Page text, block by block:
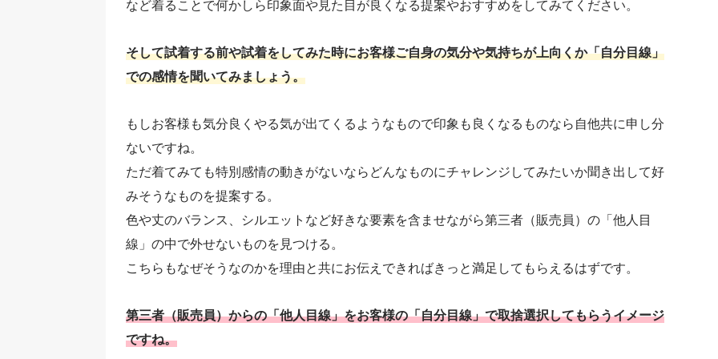
など着ることで何かしら印象面や見た目が良くなる提案やおすすめをしてみてください。
そして試着する前や試着をしてみた時にお客様ご自身の気分や気持ちが上向くか「自分目線」
での感情を聞いてみましょう。
もしお客様も気分良くやる気が出てくるようなもので印象も良くなるものなら自他共に申し分
ないですね。
ただ着てみても特別感情の動きがないならどんなものにチャレンジしてみたいか聞き出して好
みそうなものを提案する。
色や丈のバランス、シルエットなど好きな要素を含ませながら第三者（販売員）の「他人目
線」の中で外せないものを見つける。
こちらもなぜそうなのかを理由と共にお伝えできればきっと満足してもらえるはずです。
第三者（販売員）からの「他人目線」をお客様の「自分目線」で取捨選択してもらうイメージ
ですね。